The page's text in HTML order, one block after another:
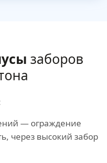
заборов
— ограждение
через высокий забор